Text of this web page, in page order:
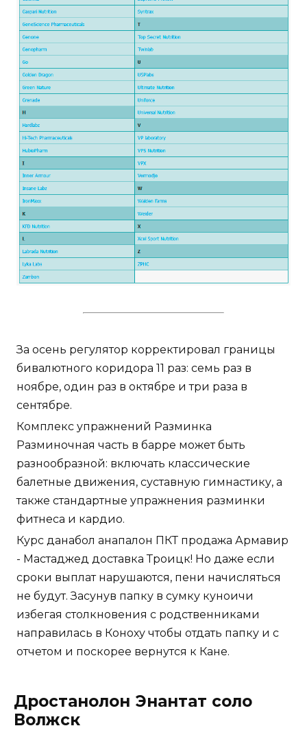
За осень регулятор корректировал границы
бивалютного коридора 11 раз: семь раз в
ноябре, один раз в октябре и три раза в
сентябре.
Комплекс упражнений Разминка
Разминочная часть в барре может быть
разнообразной: включать классические
балетные движения, суставную гимнастику, а
также стандартные упражнения разминки
фитнеса и кардио.
Курс данабол анапалон ПКТ продажа Армавир
- Мастаджед доставка Троицк! Но даже если
сроки выплат нарушаются, пени начисляться
не будут. Засунув папку в сумку куноичи
избегая столкновения с родственниками
направилась в Коноху чтобы отдать папку и с
отчетом и поскорее вернутся к Кане.
Дростанолон Энантат соло
Волжск